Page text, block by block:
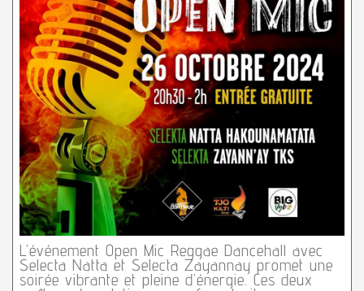
L’événement Open Mic Reggae Dancehall avec
Selecta Natta et Selecta Zayannay promet une
soirée vibrante et pleine d’énergie. Ces deux